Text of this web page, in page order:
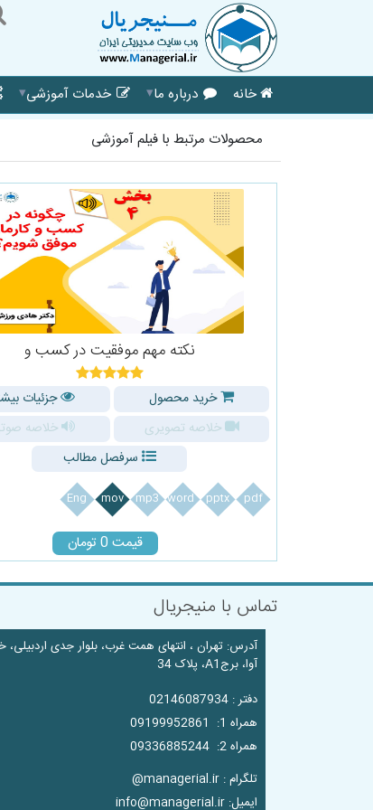
خانه درباره ما▾ خدمات آموزشی▾
محصولات مرتبط با فیلم آموزشی
نکته مهم موفقیت در کسب و
خرید محصول
جزئیات
خلاصه تصویری
خلاصه
سرفصل مطالب
pdf
pptx
word
mp3
mov
Eng
قیمت 0 تومان
تماس با منیجریال
آدرس: تهران ، انتهای همت غرب، بلوار جدی اردبیلی،
آوا، برجA1، پلاک 34
دفتر : 02146087934
همراه 1: 09199952861
همراه 2: 09336885244
تلگرام : managerial.ir@
ایمیل: info@managerial.ir